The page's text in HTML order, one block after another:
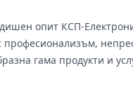
опит КСП-
професионализъм,
гама продукти и